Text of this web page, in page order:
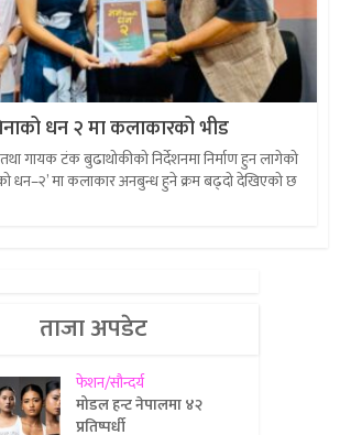
धन २ मा कलाकारको भीड
गायक टंक बुढाथोकीको निर्देशनमा निर्माण हुन लागेको
धन–२’ मा कलाकार अनबुन्ध हुने क्रम बढ्दो देखिएको छ
ताजा अपडेट
फेशन/सौन्दर्य
मोडल हन्ट नेपालमा ४२
प्रतिष्पर्धी